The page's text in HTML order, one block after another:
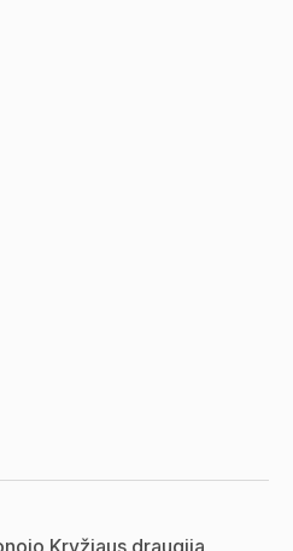
Kryžiaus draugija